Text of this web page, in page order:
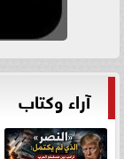
آراء وكتاب